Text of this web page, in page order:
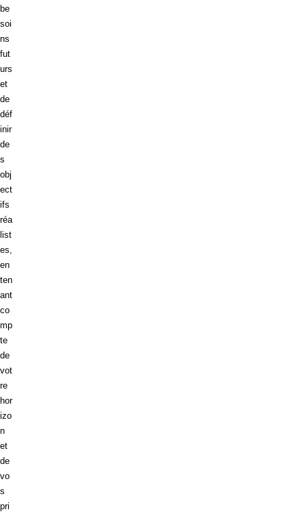
be
soi
ns
fut
urs
et
de
déf
inir
de
s
obj
ect
ifs
réa
list
es,
en
ten
ant
co
mp
te
de
vot
re
hor
izo
n
et
de
vo
s
pri